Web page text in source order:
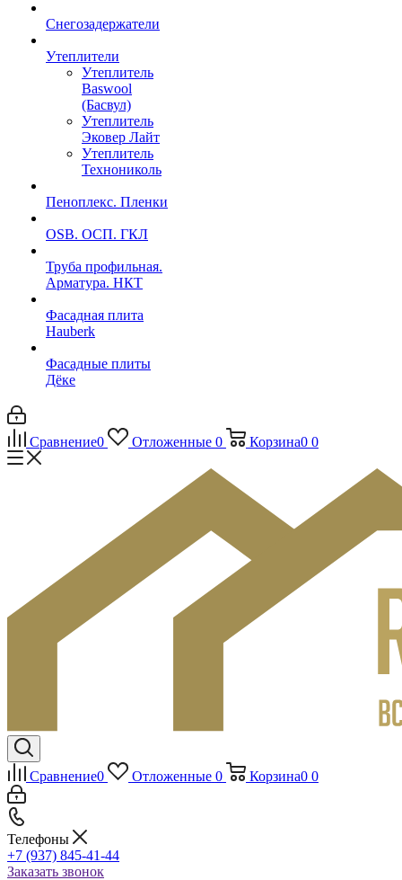
Снегозадержатели
Утеплители
Утеплитель
Baswool
(Басвул)
Утеплитель
Эковер Лайт
Утеплитель
Технониколь
Пеноплекс. Пленки
OSB. ОСП. ГКЛ
Труба профильная.
Арматура. НКТ
Фасадная плита
Hauberk
Фасадные плиты
Дёке
Сравнение0 Отложенные 0 Корзина0 0
Сравнение0 Отложенные 0 Корзина0 0
Телефоны
+7 (937) 845-41-44
Заказать звонок